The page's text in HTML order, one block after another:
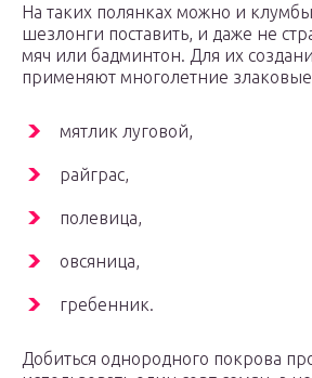
На таких полянках можно и
шезлонги поставить, и даже не
мяч или бадминтон. Для их
применяют многолетние злаковые
мятлик луговой,
райграс,
полевица,
овсяница,
гребенник.
Добиться однородного покрова